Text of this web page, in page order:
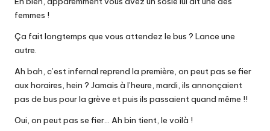
femmes !
Ça fait longtemps que vous attendez le bus ? Lance une
autre.
Ah bah, c’est infernal reprend la première, on peut pas se fier
aux horaires, hein ? Jamais à l’heure, mardi, ils annonçaient
pas de bus pour la grève et puis ils passaient quand même !!
Oui, on peut pas se fier… Ah bin tient, le voilà !